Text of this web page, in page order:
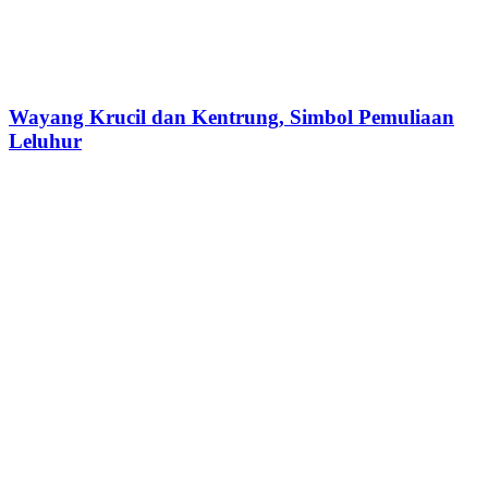
Wayang Krucil dan Kentrung, Simbol Pemuliaan
Leluhur